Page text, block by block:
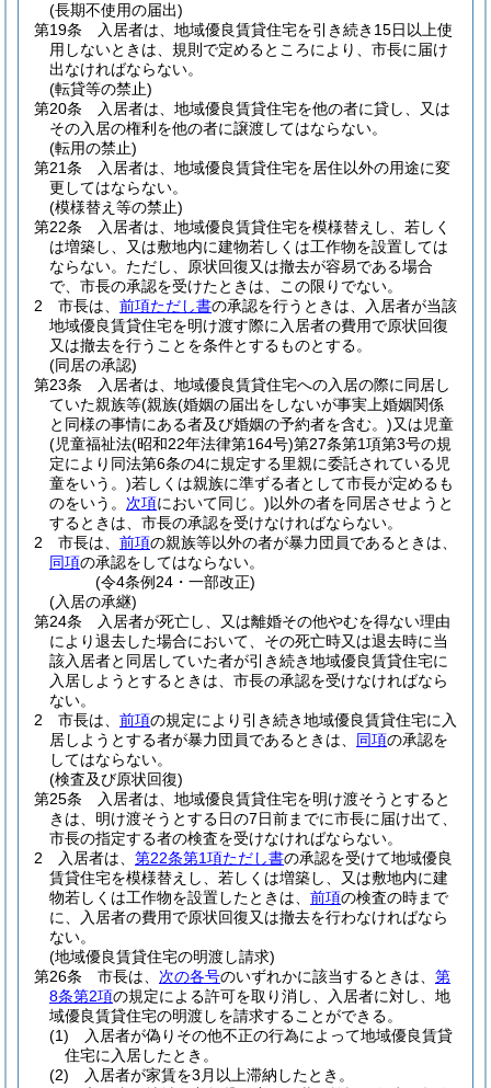
(長期不使用の届出)
第19条
入居者は、地域優良賃貸住宅を引き続き15日以上使
用しないときは、規則で定めるところにより、市長に届け
出なければならない。
(転貸等の禁止)
第20条
入居者は、地域優良賃貸住宅を他の者に貸し、又は
その入居の権利を他の者に譲渡してはならない。
(転用の禁止)
第21条
入居者は、地域優良賃貸住宅を居住以外の用途に変
更してはならない。
(模様替え等の禁止)
第22条
入居者は、地域優良賃貸住宅を模様替えし、若しく
は増築し、又は敷地内に建物若しくは工作物を設置しては
ならない。 ただし、原状回復又は撤去が容易である場合
で、市長の承認を受けたときは、この限りでない。
2
市長は、 前項ただし書の承認を行うときは、入居者が当該
地域優良賃貸住宅を明け渡す際に入居者の費用で原状回復
又は撤去を行うことを条件とするものとする。
(同居の承認)
第23条
入居者は、地域優良賃貸住宅への入居の際に同居し
ていた親族等(親族(婚姻の届出をしないが事実上婚姻関係
と同様の事情にある者及び婚姻の予約者を含む。)又は児童
(児童福祉法(昭和22年法律第164号)第27条第1項第3号の規
定により同法第6条の4に規定する里親に委託されている児
童をいう。)若しくは親族に準ずる者として市長が定めるも
のをいう。 次項において同じ。)以外の者を同居させようと
するときは、市長の承認を受けなければならない。
2
市長は、 前項の親族等以外の者が暴力団員であるときは、
同項の承認をしてはならない。
(令4条例24・一部改正)
(入居の承継)
第24条
入居者が死亡し、又は離婚その他やむを得ない理由
により退去した場合において、その死亡時又は退去時に当
該入居者と同居していた者が引き続き地域優良賃貸住宅に
入居しようとするときは、市長の承認を受けなければなら
ない。
2
市長は、 前項の規定により引き続き地域優良賃貸住宅に入
居しようとする者が暴力団員であるときは、 同項の承認を
してはならない。
(検査及び原状回復)
第25条
入居者は、地域優良賃貸住宅を明け渡そうとすると
きは、明け渡そうとする日の7日前までに市長に届け出て、
市長の指定する者の検査を受けなければならない。
2
入居者は、 第22条第1項ただし書の承認を受けて地域優良
賃貸住宅を模様替えし、若しくは増築し、又は敷地内に建
物若しくは工作物を設置したときは、 前項の検査の時まで
に、入居者の費用で原状回復又は撤去を行わなければなら
ない。
(地域優良賃貸住宅の明渡し請求)
第26条
市長は、 次の各号のいずれかに該当するときは、 第
8条第2項の規定による許可を取り消し、入居者に対し、地
域優良賃貸住宅の明渡しを請求することができる。
(1)
入居者が偽りその他不正の行為によって地域優良賃貸
住宅に入居したとき。
(2)
入居者が家賃を3月以上滞納したとき。